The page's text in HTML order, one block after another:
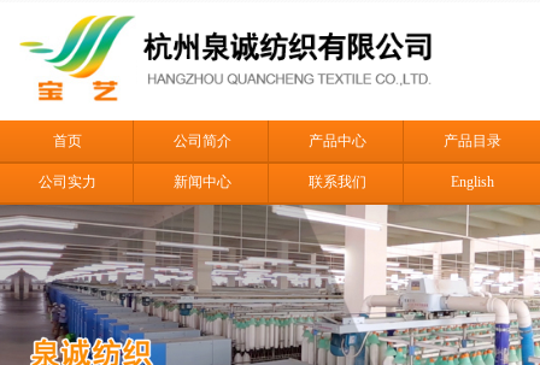
首页 公司简介 产品中心 产品目录
公司实力 新闻中心 联系我们 English